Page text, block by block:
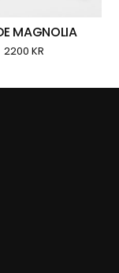
MAGNOLIA
2200 KR